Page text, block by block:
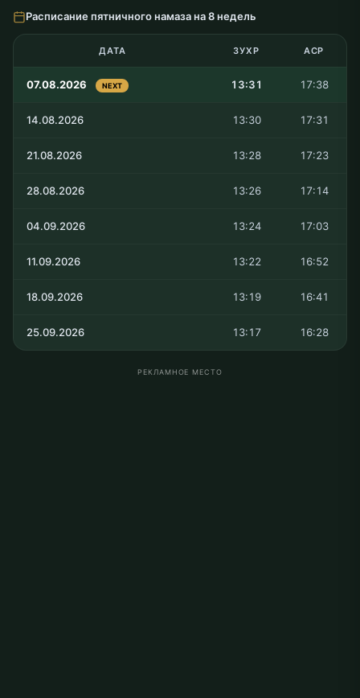
Расписание пятничного намаза на 8 недель
ДАТА ЗУХР АСР
07.08.2026 NEXT 13:31 17:38
14.08.2026 13:30 17:31
21.08.2026 13:28 17:23
28.08.2026 13:26 17:14
04.09.2026 13:24 17:03
11.09.2026 13:22 16:52
18.09.2026 13:19 16:41
25.09.2026 13:17 16:28
РЕКЛАМНОЕ МЕСТО